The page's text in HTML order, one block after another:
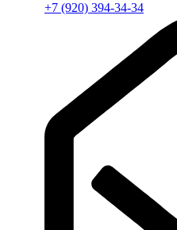
+7 (920) 394-34-34